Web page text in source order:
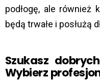
podłogę, ale również
będą trwałe i posłużą
Szukasz
Wybierz